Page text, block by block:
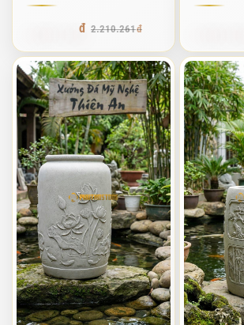
2.210.261